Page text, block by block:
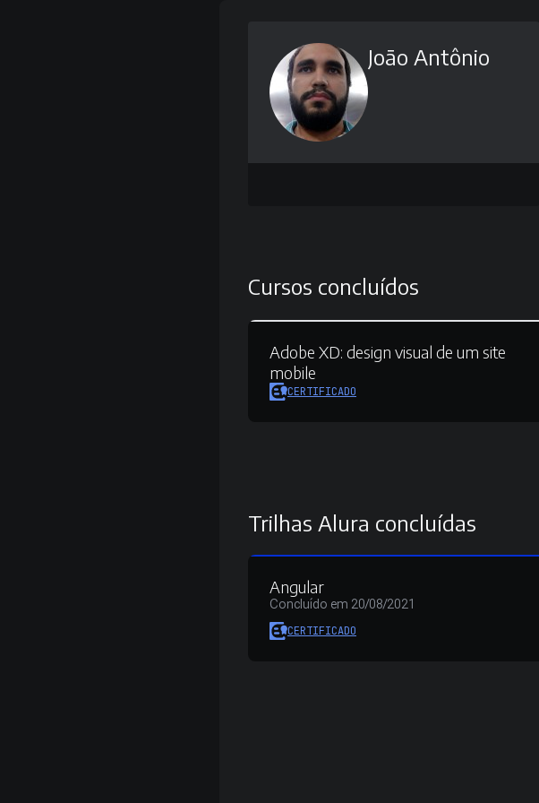
João Antônio
Cursos concluídos
Adobe XD: design visual de um site
mobile
CERTIFICADO
Trilhas Alura concluídas
Angular
Concluído em 20/08/2021
CERTIFICADO